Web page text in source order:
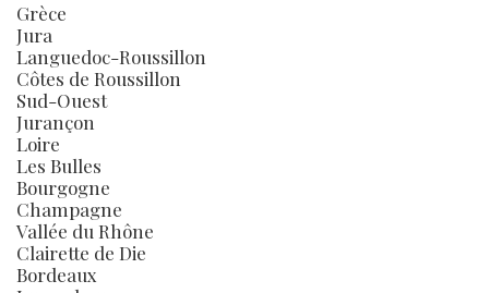
Grèce
Jura
Languedoc-Roussillon
Côtes de Roussillon
Sud-Ouest
Jurançon
Loire
Les Bulles
Bourgogne
Champagne
Vallée du Rhône
Clairette de Die
Bordeaux